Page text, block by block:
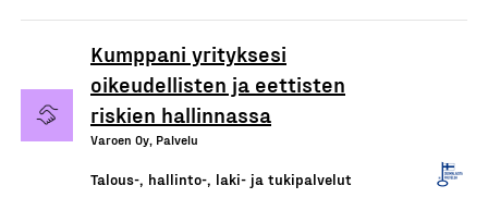
Kumppani yrityksesi
oikeudellisten ja eettisten
riskien hallinnassa
Varoen Oy, Palvelu
Talous-, hallinto-, laki- ja tukipalvelut